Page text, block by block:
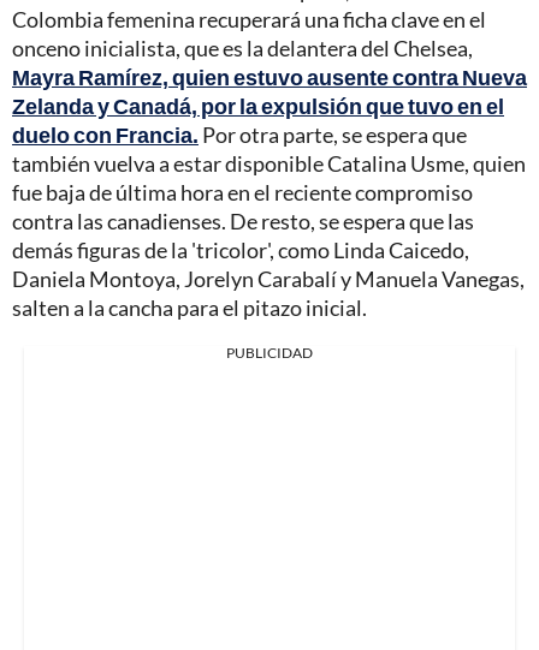
Colombia femenina recuperará una ficha clave en el
onceno inicialista, que es la delantera del Chelsea,
Mayra Ramírez, quien estuvo ausente contra Nueva
Zelanda y Canadá, por la expulsión que tuvo en el
duelo con Francia. Por otra parte, se espera que
también vuelva a estar disponible Catalina Usme, quien
fue baja de última hora en el reciente compromiso
contra las canadienses. De resto, se espera que las
demás figuras de la 'tricolor', como Linda Caicedo,
Daniela Montoya, Jorelyn Carabalí y Manuela Vanegas,
salten a la cancha para el pitazo inicial.
PUBLICIDAD